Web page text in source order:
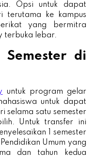
Opsi untuk dapat
terutama ke kampus
yang bermitra
terbuka lebar.
di
untuk program gelar
untuk dapat
selama satu semester
Untuk transfer ini
1 semester
Umum yang
dan tahun kedua